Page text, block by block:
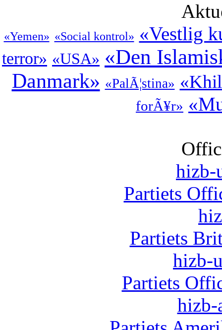
«Yemen» «Social kontrol» «Vestlig
terror» «USA» «Den
Danmark» «PalÃ¦stina»
forÃ¥r»
hizb-
Partiets
Partiets
hizb-
Partiets
hizb-